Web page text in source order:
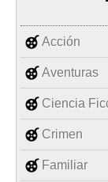
Acción
Aventuras
Ciencia
Crimen
Familiar